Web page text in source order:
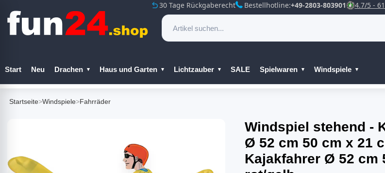
30 Tage Rückgaberecht Bestellhotline:+49-2803-803901 4.7/5 -
Start Neu Drachen Haus und Garten Lichtzauber SALE Spielwaren Windspiele
Startseite>Windspiele>Fahrräder
Windspiel stehend -
Ø 52 cm 50 cm x 21
Kajakfahrer Ø 52 cm